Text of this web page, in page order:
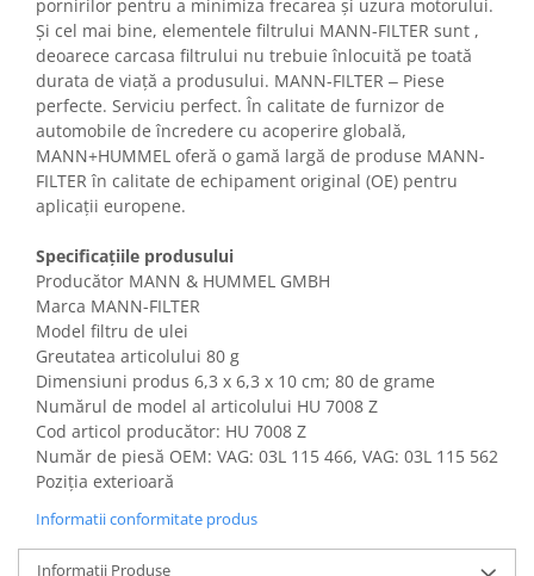
pornirilor pentru a minimiza frecarea și uzura motorului.
Și cel mai bine, elementele filtrului MANN-FILTER sunt ,
deoarece carcasa filtrului nu trebuie înlocuită pe toată
durata de viață a produsului. MANN-FILTER ‒ Piese
perfecte. Serviciu perfect. În calitate de furnizor de
automobile de încredere cu acoperire globală,
MANN+HUMMEL oferă o gamă largă de produse MANN-
FILTER în calitate de echipament original (OE) pentru
aplicații europene.
Specificațiile produsului
Producător MANN & HUMMEL GMBH
Marca MANN-FILTER
Model filtru de ulei
Greutatea articolului 80 g
Dimensiuni produs ‎6,3 x 6,3 x 10 cm; 80 de grame
Numărul de model al articolului ‎HU 7008 Z
Cod articol producător: HU 7008 Z
Număr de piesă OEM: VAG: 03L 115 466, VAG: 03L 115 562
Poziția exterioară
Informatii conformitate produs
Informatii Produse